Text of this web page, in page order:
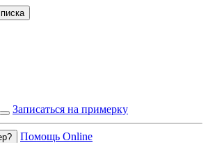
Записаться на примерку
Помощь Online